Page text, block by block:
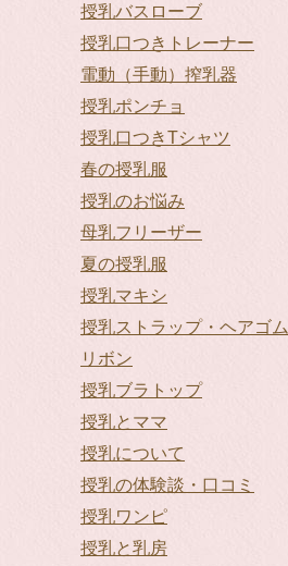
授乳バスローブ
授乳口つきトレーナー
電動（手動）搾乳器
授乳ポンチョ
授乳口つきTシャツ
春の授乳服
授乳のお悩み
母乳フリーザー
夏の授乳服
授乳マキシ
授乳ストラップ・ヘアゴム
リボン
授乳ブラトップ
授乳とママ
授乳について
授乳の体験談・口コミ
授乳ワンピ
授乳と乳房